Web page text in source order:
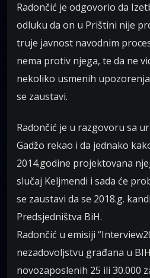
Radončić je odgovorio da
odluku da on u Prištini nije
truje javnost navodnim
nema protiv njega, te da ne
nekoliko usmenih
se zaustavi.
Radončić je u razgovoru sa
Gadžo rekao i da jednako
2014.godine projektovana
slučaj Keljmendi i sada će
se zaustavi da se 2018.g.
Predsjedništva BiH.
Radončić u emisiji
nezadovoljstvu građana u
novozaposlenih 25 ili 30.000